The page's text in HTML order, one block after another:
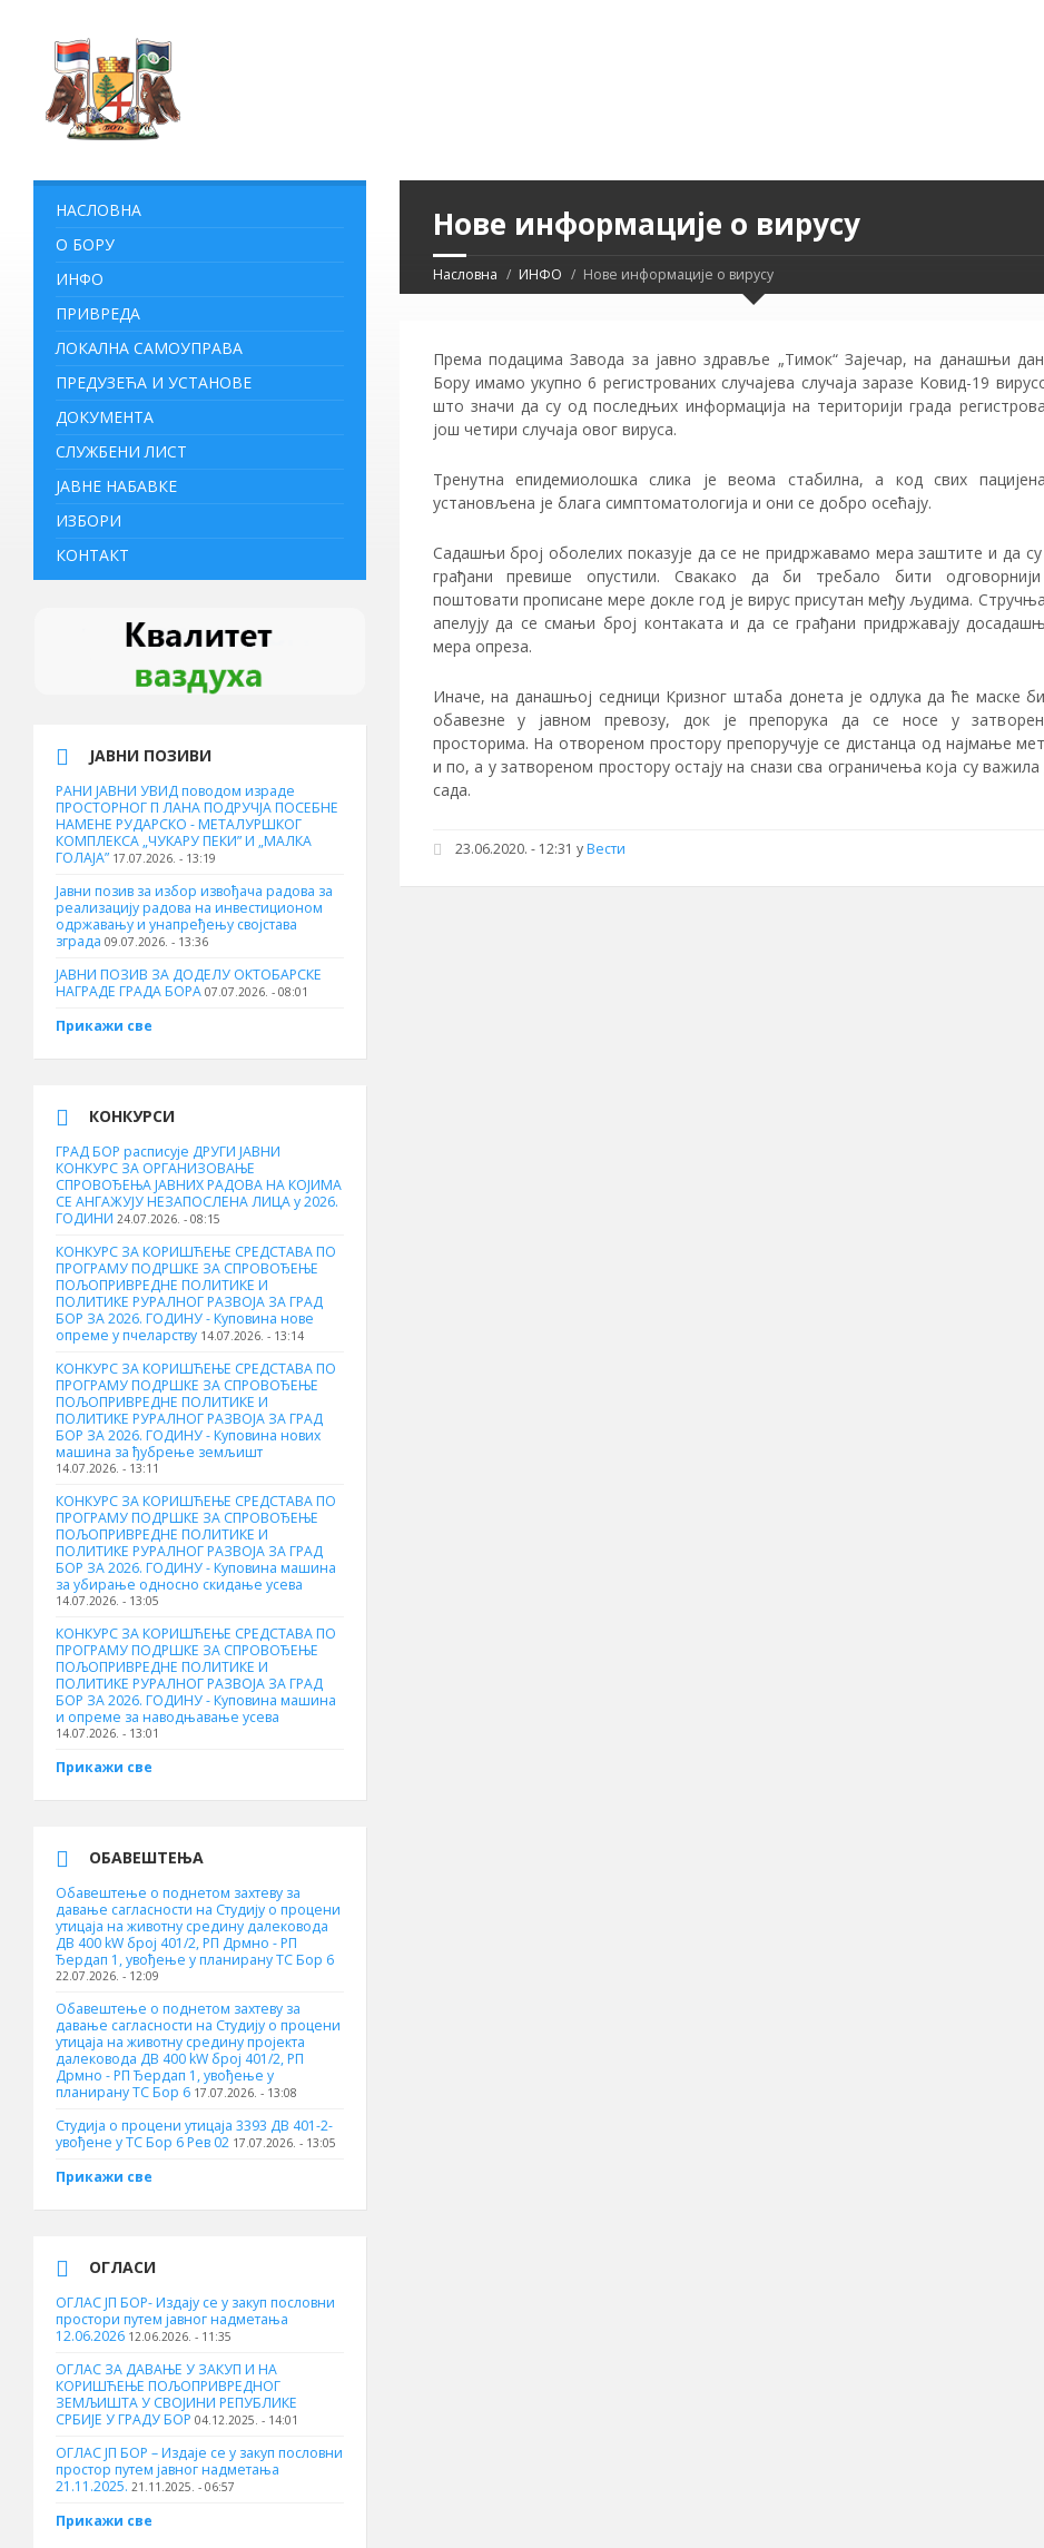
Нове информације о вирусу
Насловна ИНФО Нове информације о вирусу
Према подацима Завода за јавно здравље „Тимок“ Зајечар, на данашњи
Бору имамо укупно 6 регистрованих случајева случаја заразе Kовид-19
што значи да су од последњих информација на територији града
још четири случаја овог вируса.
Тренутна епидемиолошка слика је веома стабилна, а код свих
установљена је блага симптоматологија и они се добро осећају.
Садашњи број оболелих показује да се не придржавамо мера заштите и да су
грађани превише опустили. Свакако да би требало бити
поштовати прописане мере докле год је вирус присутан међу људима.
апелују да се смањи број контаката и да се грађани придржавају
мера опреза.
Иначе, на данашњој седници Кризног штаба донета је одлука да ће маске
обавезне у јавном превозу, док је препорука да се носе у
просторима. На отвореном простору препоручује се дистанца од најмање
и по, а у затвореном простору остају на снази сва ограничења која су важила
сада.
23.06.2020. - 12:31 уВести
НАСЛОВНА
О БОРУ
ИНФО
ПРИВРЕДА
ЛОКАЛНА САМОУПРАВА
ПРЕДУЗЕЋА И УСТАНОВЕ
ДОКУМЕНТА
СЛУЖБЕНИ ЛИСТ
ЈАВНЕ НАБАВКЕ
ИЗБОРИ
КОНТАКТ
ЈАВНИ ПОЗИВИ
РАНИ ЈАВНИ УВИД поводом израде
ПРОСТОРНОГ П ЛАНА ПОДРУЧЈА ПОСЕБНЕ
НАМЕНЕ РУДАРСКО - МЕТАЛУРШКОГ
КОМПЛЕКСА „ЧУКАРУ ПЕКИ” И „МАЛКА
ГОЛАЈА” 17.07.2026. - 13:19
Јавни позив за избор извођача радова за
реализацију радова на инвестиционом
одржавању и унапређењу својстава
зграда 09.07.2026. - 13:36
ЈАВНИ ПОЗИВ ЗА ДОДЕЛУ ОКТOБАРСКЕ
НАГРАДЕ ГРАДА БОРА 07.07.2026. - 08:01
Прикажи све
КОНКУРСИ
ГРАД БОР расписује ДРУГИ ЈАВНИ
КОНКУРС ЗА ОРГАНИЗОВАЊЕ
СПРОВОЂЕЊА ЈАВНИХ РАДОВА НА КОЈИМА
СЕ АНГАЖУЈУ НЕЗАПОСЛЕНА ЛИЦА у 2026.
ГОДИНИ 24.07.2026. - 08:15
КОНКУРС ЗА КОРИШЋЕЊЕ СРЕДСТАВА ПО
ПРОГРАМУ ПОДРШКЕ ЗА СПРОВОЂЕЊЕ
ПОЉОПРИВРЕДНЕ ПОЛИТИКЕ И
ПОЛИТИКЕ РУРАЛНОГ РАЗВОЈА ЗА ГРАД
БОР ЗА 2026. ГОДИНУ - Куповина нове
опреме у пчеларству 14.07.2026. - 13:14
КОНКУРС ЗА КОРИШЋЕЊЕ СРЕДСТАВА ПО
ПРОГРАМУ ПОДРШКЕ ЗА СПРОВОЂЕЊЕ
ПОЉОПРИВРЕДНЕ ПОЛИТИКЕ И
ПОЛИТИКЕ РУРАЛНОГ РАЗВОЈА ЗА ГРАД
БОР ЗА 2026. ГОДИНУ - Куповина нових
машина за ђубрење земљишт
14.07.2026. - 13:11
КОНКУРС ЗА КОРИШЋЕЊЕ СРЕДСТАВА ПО
ПРОГРАМУ ПОДРШКЕ ЗА СПРОВОЂЕЊЕ
ПОЉОПРИВРЕДНЕ ПОЛИТИКЕ И
ПОЛИТИКЕ РУРАЛНОГ РАЗВОЈА ЗА ГРАД
БОР ЗА 2026. ГОДИНУ - Куповинa машина
за убирање односно скидање усева
14.07.2026. - 13:05
КОНКУРС ЗА КОРИШЋЕЊЕ СРЕДСТАВА ПО
ПРОГРАМУ ПОДРШКЕ ЗА СПРОВОЂЕЊЕ
ПОЉОПРИВРЕДНЕ ПОЛИТИКЕ И
ПОЛИТИКЕ РУРАЛНОГ РАЗВОЈА ЗА ГРАД
БОР ЗА 2026. ГОДИНУ - Куповина машина
и опреме за наводњавање усева
14.07.2026. - 13:01
Прикажи све
ОБАВЕШТЕЊА
Обавештење о поднетом захтеву за
давање сагласности на Студију о процени
утицаја на животну средину далековода
ДВ 400 kW број 401/2, РП Дрмно - РП
Ђердап 1, увођење у планирану ТС Бор 6
22.07.2026. - 12:09
Обавештење о поднетом захтеву за
давање сагласности на Студију о процени
утицаја на животну средину пројекта
далековода ДВ 400 kW број 401/2, РП
Дрмно - РП Ђердап 1, увођење у
планирану ТС Бор 6 17.07.2026. - 13:08
Студија о процени утицаја 3393 ДВ 401-2-
увођене у ТС Бор 6 Рев 02 17.07.2026. - 13:05
Прикажи све
ОГЛАСИ
ОГЛАС ЈП БОР- Издају се у закуп пословни
простори путем јавног надметања
12.06.2026 12.06.2026. - 11:35
ОГЛАС ЗА ДАВАЊЕ У ЗАКУП И НА
КОРИШЋЕЊЕ ПОЉОПРИВРЕДНОГ
ЗЕМЉИШТА У СВОЈИНИ РЕПУБЛИКЕ
СРБИЈЕ У ГРАДУ БОР 04.12.2025. - 14:01
ОГЛАС ЈП БОР – Издаје се у закуп пословни
простор путем јавног надметања
21.11.2025. 21.11.2025. - 06:57
Прикажи све